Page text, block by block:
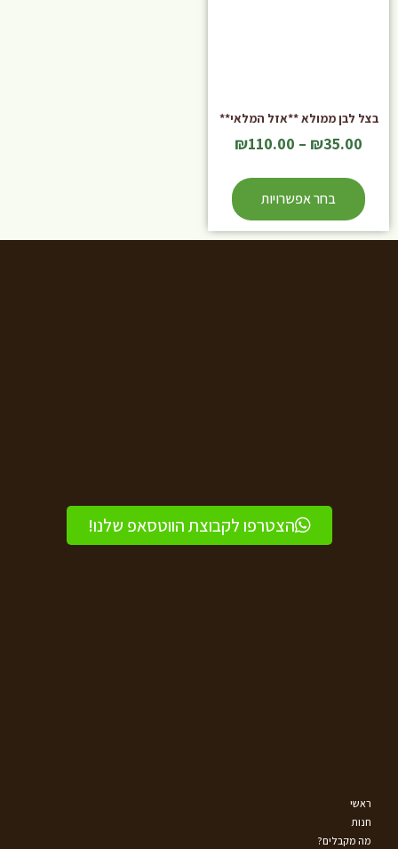
בצל לבן ממולא **אזל המלאי**
₪35.00
–
₪110.00
בחר אפשרויות
הצטרפו לקבוצת הווטסאפ שלנו!
ראשי
חנות
מה מקבלים?